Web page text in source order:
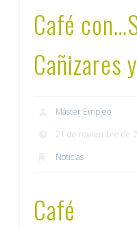
Café
Cañizares
Máster Empleo
21 de noviembre de
Noticias
Café